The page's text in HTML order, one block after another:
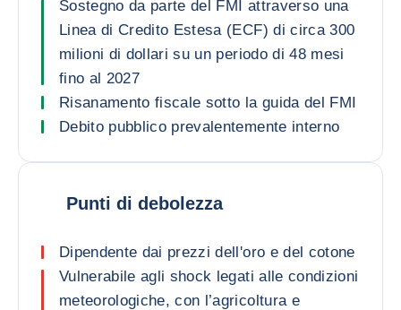
Sostegno da parte del FMI attraverso una
Linea di Credito Estesa (ECF) di circa 300
milioni di dollari su un periodo di 48 mesi
fino al 2027
Risanamento fiscale sotto la guida del FMI
Debito pubblico prevalentemente interno
Punti di debolezza
Dipendente dai prezzi dell'oro e del cotone
Vulnerabile agli shock legati alle condizioni
meteorologiche, con l’agricoltura e